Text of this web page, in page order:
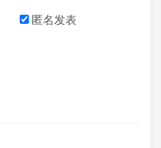
匿名发表